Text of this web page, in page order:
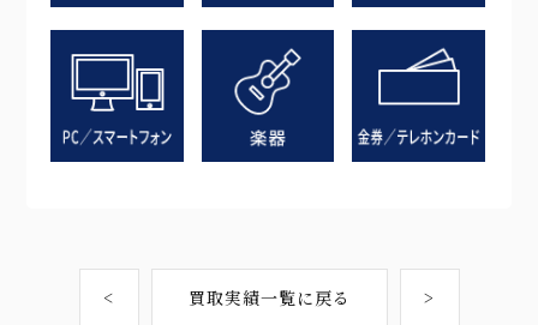
< 買取実績一覧に戻る >